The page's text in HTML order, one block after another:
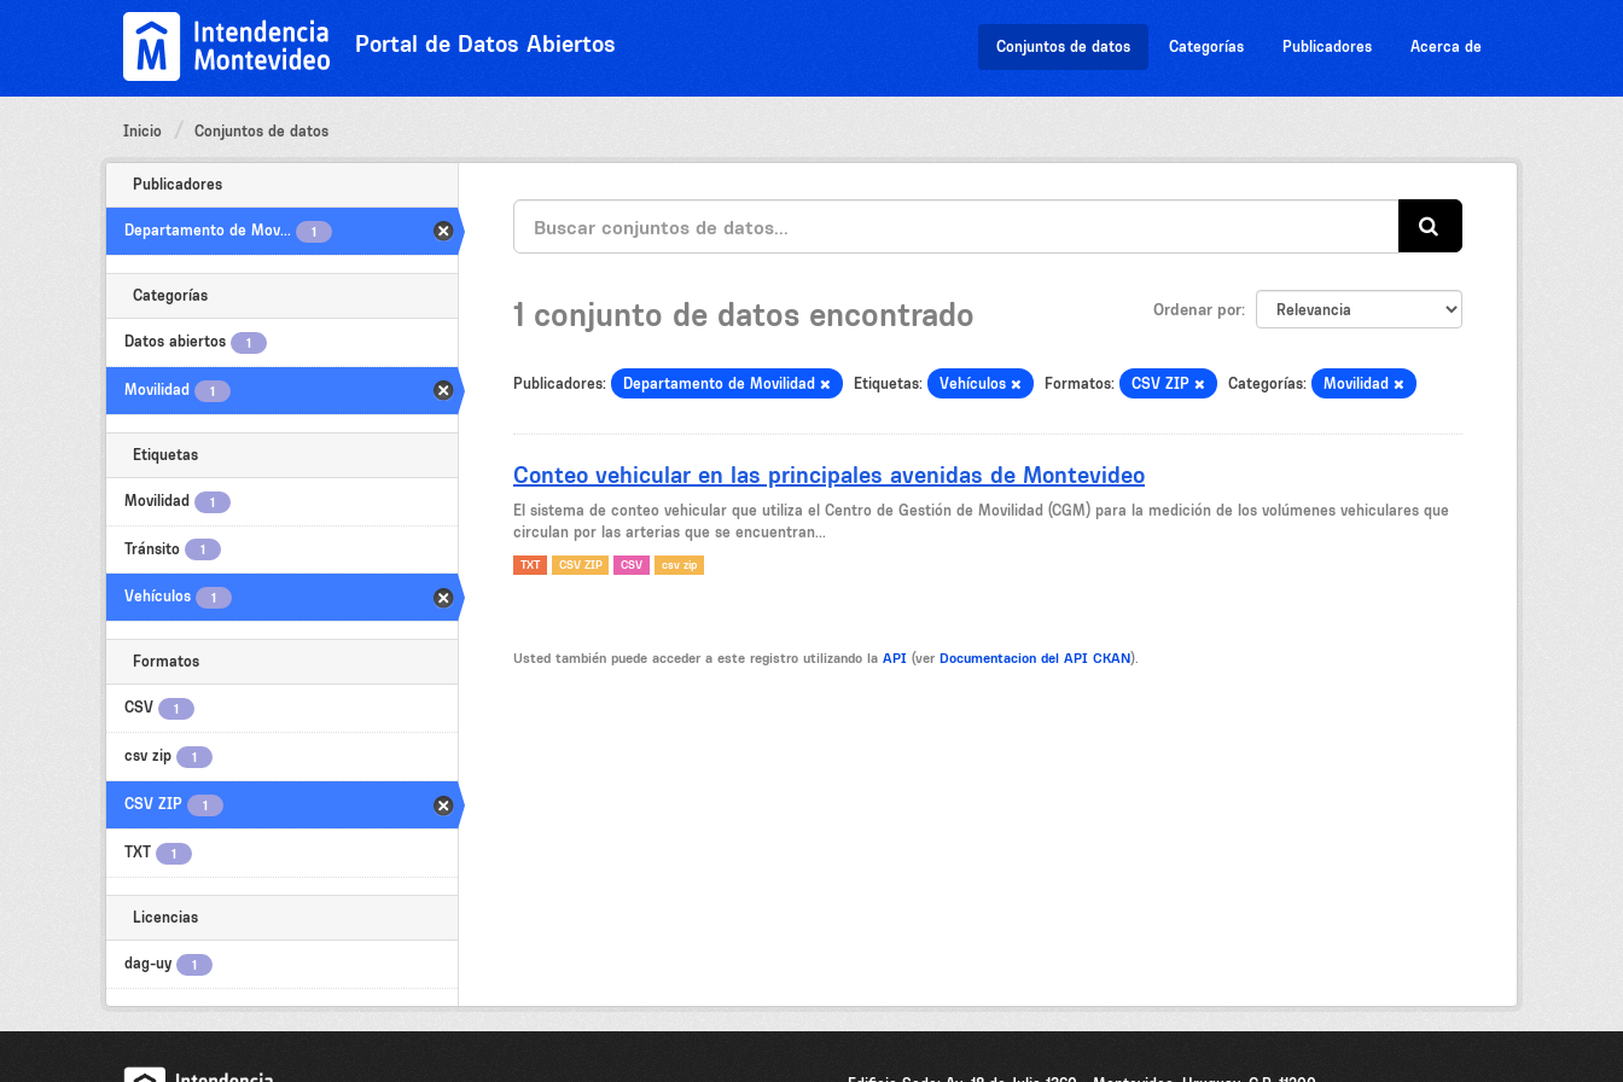
Portal de Datos Abiertos Conjuntos de datos Categorías Publicadores Acerca de
Inicio Conjuntos de datos
Publicadores
Departamento de Mov... 1
Categorías
Datos abiertos 1
Movilidad 1
Etiquetas
Movilidad 1
Tránsito 1
Vehículos 1
Formatos
CSV 1
csv zip 1
CSV ZIP 1
TXT 1
Licencias
dag-uy 1
Ordenar por
1 conjunto de datos encontrado
Publicadores: Departamento de Movilidad Etiquetas: Vehículos Formatos: CSV ZIP Categorías: Movilidad
Conteo vehicular en las principales avenidas de Montevideo
El sistema de conteo vehicular que utiliza el Centro de Gestión de Movilidad (CGM) para la medición de los volúmenes vehiculares que
circulan por las arterias que se encuentran...
TXT CSV ZIP CSV csv zip
Usted también puede acceder a este registro utilizando la API (ver Documentacion del API CKAN).